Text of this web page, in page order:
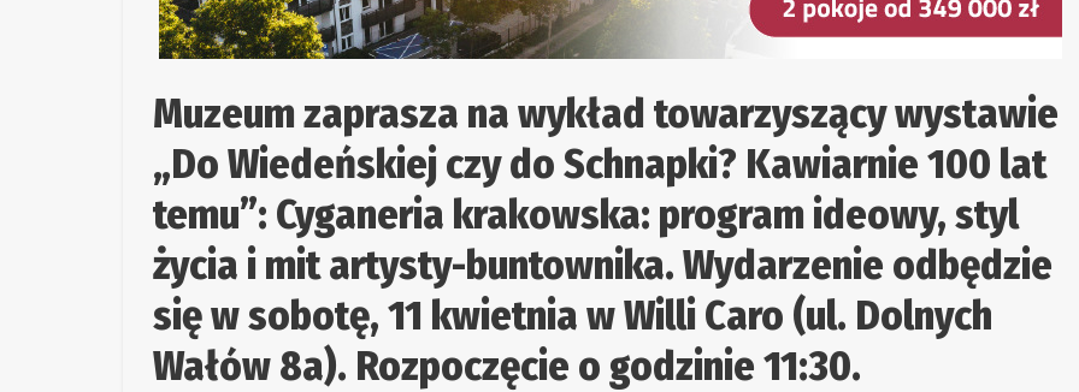
Muzeum zaprasza na wykład towarzyszący wystawie
„Do Wiedeńskiej czy do Schnapki? Kawiarnie 100 lat
temu”: Cyganeria krakowska: program ideowy, styl
życia i mit artysty-buntownika. Wydarzenie odbędzie
się w sobotę, 11 kwietnia w Willi Caro (ul. Dolnych
Wałów 8a). Rozpoczęcie o godzinie 11:30.